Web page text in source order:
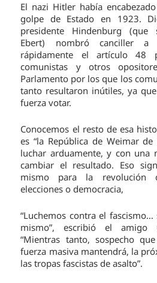
El nazi Hitler había
golpe de Estado en 1923.
presidente Hindenburg (que
Ebert) nombró canciller a
rápidamente el artículo 48
comunistas y otros
Parlamento por los que los
tanto resultaron inútiles, ya
fuerza votar.
Conocemos el resto de esa
es “la República de Weimar
luchar arduamente, y con una
cambiar el resultado. Eso
mismo para la revolución
elecciones o democracia,
“Luchemos contra el fascismo…
mismo”, escribió el amigo
“Mientras tanto, sospecho
fuerza masiva mantendrá, la
las tropas fascistas de asalto”.